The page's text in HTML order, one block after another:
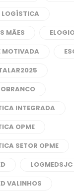
LOGÍSTICA
MÃES
MOTIVADA
INTEGRADA
OPME
SETOR OPME
LOGMEDSJC
VALINHOS